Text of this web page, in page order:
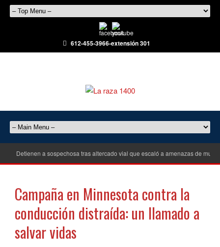
612-455-3966-extensión 301
Detienen a sospechosa tras altercado vial que escaló a amenazas de
Campaña en Minnesota contra la
conducción distraída: un llamado a
salvar vidas